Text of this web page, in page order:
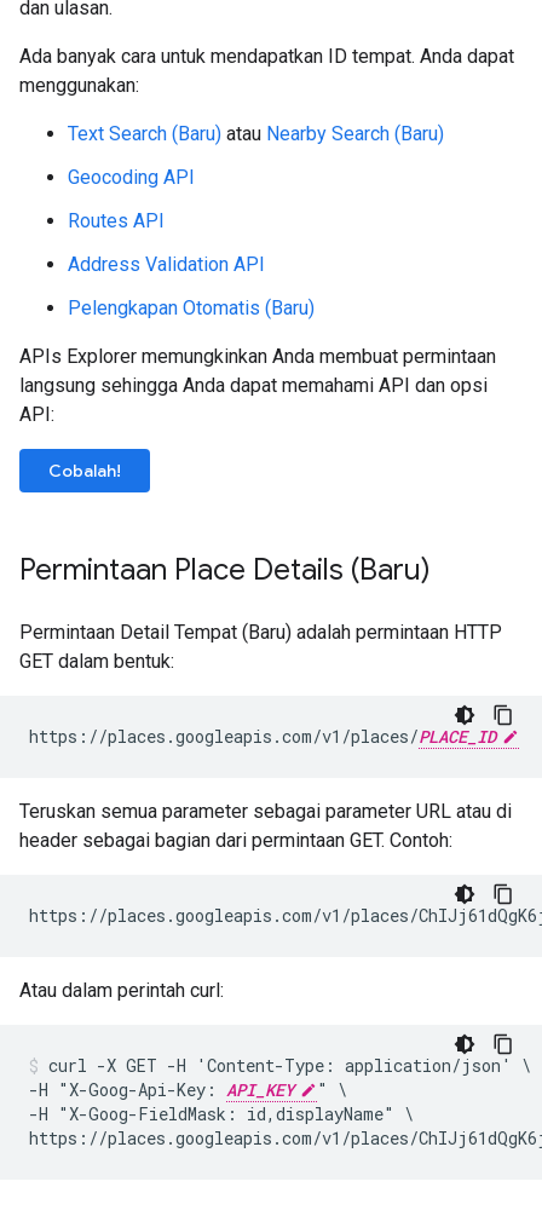
dan ulasan.
Ada banyak cara untuk mendapatkan ID tempat. Anda dapat
menggunakan:
Text Search (Baru) atau Nearby Search (Baru)
Geocoding API
Routes API
Address Validation API
Pelengkapan Otomatis (Baru)
APIs Explorer memungkinkan Anda membuat permintaan
langsung sehingga Anda dapat memahami API dan opsi
API:
Cobalah!
Permintaan Place Details (Baru)
Permintaan Detail Tempat (Baru) adalah permintaan HTTP
GET dalam bentuk:
https://places.googleapis.com/v1/places/PLACE_ID
Teruskan semua parameter sebagai parameter URL atau di
header sebagai bagian dari permintaan GET. Contoh:
https://places.googleapis.com/v1/places/
Atau dalam perintah curl:
curl -X GET -H 'Content-Type: application/json' \
-H "X-Goog-Api-Key: API_KEY
" \
-H "X-Goog-FieldMask: id,displayName" \
https://places.googleapis.com/v1/places/